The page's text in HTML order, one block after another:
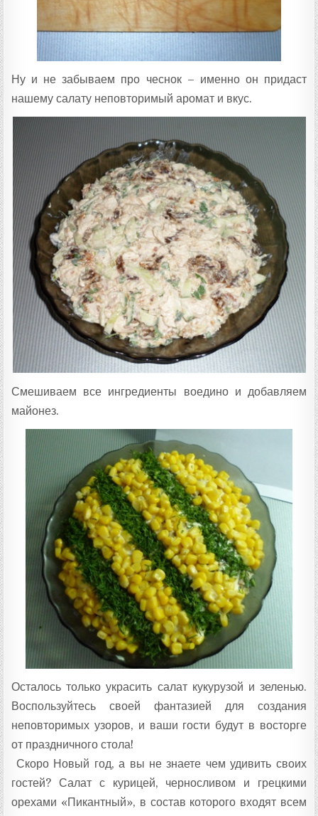
Ну и не забываем про чеснок – именно он придаст
нашему салату неповторимый аромат и вкус.
Смешиваем все ингредиенты воедино и добавляем
майонез.
Осталось только украсить салат кукурузой и зеленью.
Воспользуйтесь своей фантазией для создания
неповторимых узоров, и ваши гости будут в восторге
от праздничного стола!
Скоро Новый год, а вы не знаете чем удивить своих
гостей? Салат с курицей, черносливом и грецкими
орехами «Пикантный», в состав которого входят всем